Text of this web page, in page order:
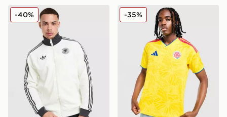
adidas Originals Giacca della Tuta OG Germania
-40% adidas Colombia Maglia
-35%